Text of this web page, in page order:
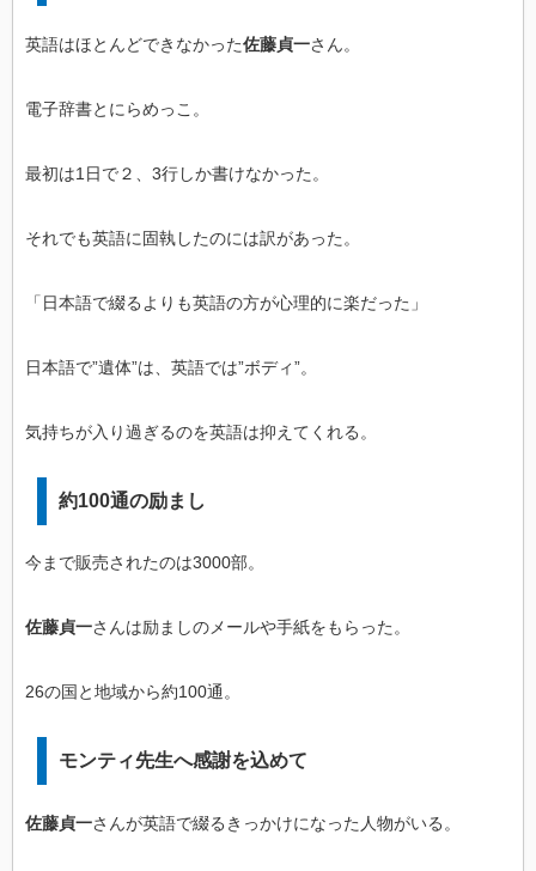
英語はほとんどできなかった佐藤貞一さん。
電子辞書とにらめっこ。
最初は1日で２、3行しか書けなかった。
それでも英語に固執したのには訳があった。
「日本語で綴るよりも英語の方が心理的に楽だった」
日本語で”遺体”は、英語では”ボディ”。
気持ちが入り過ぎるのを英語は抑えてくれる。
約100通の励まし
今まで販売されたのは3000部。
佐藤貞一さんは励ましのメールや手紙をもらった。
26の国と地域から約100通。
モンティ先生へ感謝を込めて
佐藤貞一さんが英語で綴るきっかけになった人物がいる。